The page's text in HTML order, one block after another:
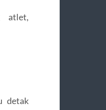
atlet,
detak